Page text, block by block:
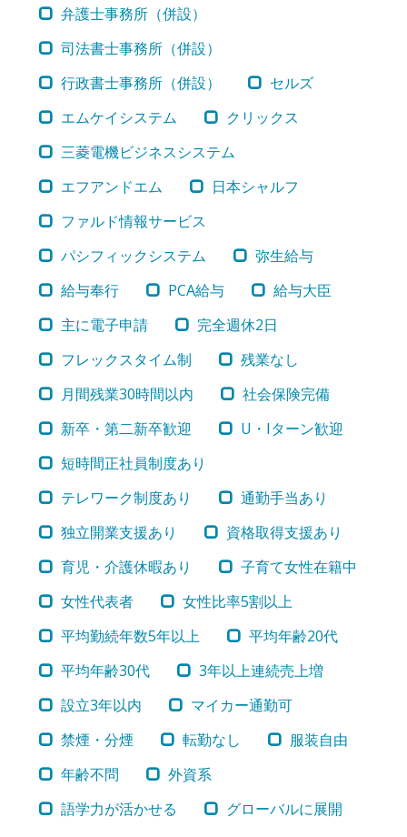
弁護士事務所（併設）
司法書士事務所（併設）
行政書士事務所（併設）
セルズ
エムケイシステム
クリックス
三菱電機ビジネスシステム
エフアンドエム
日本シャルフ
ファルド情報サービス
パシフィックシステム
弥生給与
給与奉行
PCA給与
給与大臣
主に電子申請
完全週休2日
フレックスタイム制
残業なし
月間残業30時間以内
社会保険完備
新卒・第二新卒歓迎
U・Iターン歓迎
短時間正社員制度あり
テレワーク制度あり
通勤手当あり
独立開業支援あり
資格取得支援あり
育児・介護休暇あり
子育て女性在籍中
女性代表者
女性比率5割以上
平均勤続年数5年以上
平均年齢20代
平均年齢30代
3年以上連続売上増
設立3年以内
マイカー通勤可
禁煙・分煙
転勤なし
服装自由
年齢不問
外資系
語学力が活かせる
グローバルに展開